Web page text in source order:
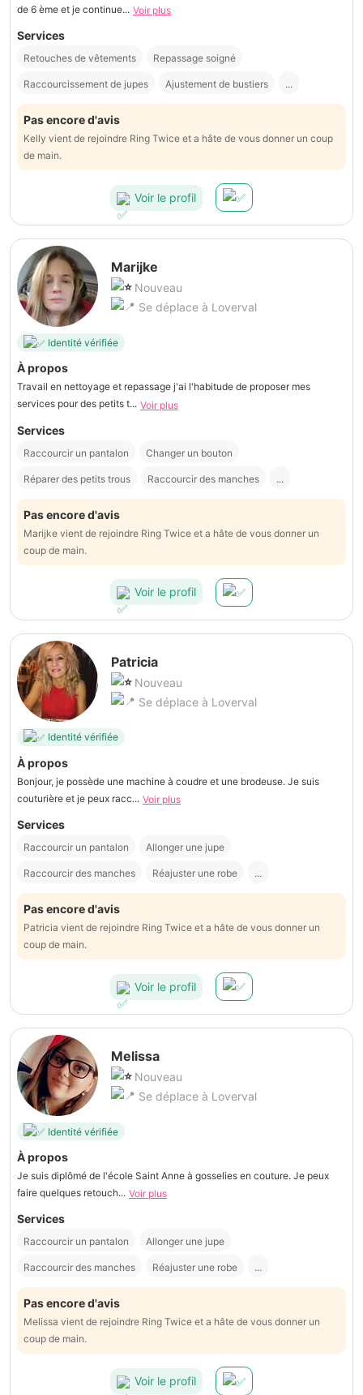
de 6 ème et je continue... Voir plus
Services
Retouches de vêtements Repassage soigné
Raccourcissement de jupes Ajustement de bustiers ...
Pas encore d'avis
Kelly vient de rejoindre Ring Twice et a hâte de vous donner un coup
de main.
Voir le profil
Marijke
Nouveau
Se déplace à Loverval
Identité vérifiée
À propos
Travail en nettoyage et repassage j'ai l'habitude de proposer mes
services pour des petits t... Voir plus
Services
Raccourcir un pantalon Changer un bouton
Réparer des petits trous Raccourcir des manches ...
Pas encore d'avis
Marijke vient de rejoindre Ring Twice et a hâte de vous donner un
coup de main.
Voir le profil
Patricia
Nouveau
Se déplace à Loverval
Identité vérifiée
À propos
Bonjour, je possède une machine à coudre et une brodeuse. Je suis
couturière et je peux racc... Voir plus
Services
Raccourcir un pantalon Allonger une jupe
Raccourcir des manches Réajuster une robe ...
Pas encore d'avis
Patricia vient de rejoindre Ring Twice et a hâte de vous donner un
coup de main.
Voir le profil
Melissa
Nouveau
Se déplace à Loverval
Identité vérifiée
À propos
Je suis diplômé de l'école Saint Anne à gosselies en couture. Je peux
faire quelques retouch... Voir plus
Services
Raccourcir un pantalon Allonger une jupe
Raccourcir des manches Réajuster une robe ...
Pas encore d'avis
Melissa vient de rejoindre Ring Twice et a hâte de vous donner un
coup de main.
Voir le profil